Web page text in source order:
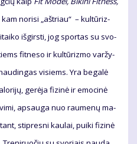
no­ri­si „ašt­riau“ – kul­tū­riz­
iš­girs­ti, jog spor­tas su svo­
fit­ne­so ir kul­tū­riz­mo var­žy­
vi­siems. Yra be­ga­lė
ge­rė­ja fi­zi­nė ir emo­ci­nė
ap­sau­ga nuo rau­me­nų ma­
stip­res­ni kau­lai, pui­ki fi­zi­nė